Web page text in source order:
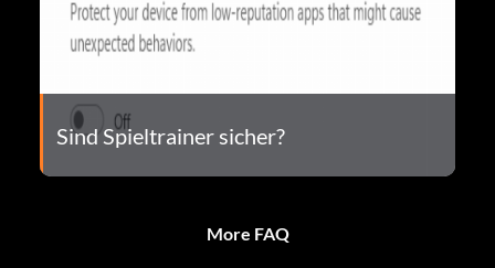
Sind Spieltrainer sicher?
More FAQ